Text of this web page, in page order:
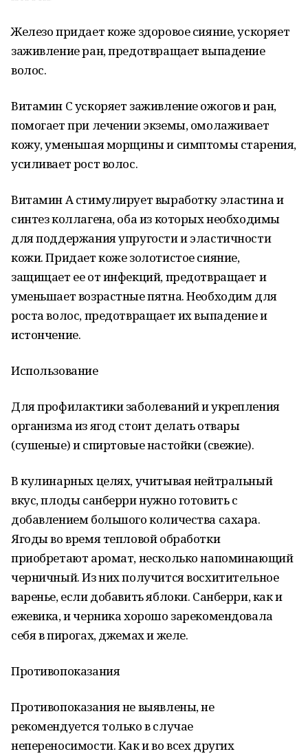
Железо придает коже здоровое сияние, ускоряет
заживление ран, предотвращает выпадение
волос.
Витамин С ускоряет заживление ожогов и ран,
помогает при лечении экземы, омолаживает
кожу, уменьшая морщины и симптомы старения,
усиливает рост волос.
Витамин А стимулирует выработку эластина и
синтез коллагена, оба из которых необходимы
для поддержания упругости и эластичности
кожи. Придает коже золотистое сияние,
защищает ее от инфекций, предотвращает и
уменьшает возрастные пятна. Необходим для
роста волос, предотвращает их выпадение и
истончение.
Использование
Для профилактики заболеваний и укрепления
организма из ягод стоит делать отвары
(сушеные) и спиртовые настойки (свежие).
В кулинарных целях, учитывая нейтральный
вкус, плоды санберри нужно готовить с
добавлением большого количества сахара.
Ягоды во время тепловой обработки
приобретают аромат, несколько напоминающий
черничный. Из них получится восхитительное
варенье, если добавить яблоки. Санберри, как и
ежевика, и черника хорошо зарекомендовала
себя в пирогах, джемах и желе.
Противопоказания
Противопоказания не выявлены, не
рекомендуется только в случае
непереносимости. Как и во всех других